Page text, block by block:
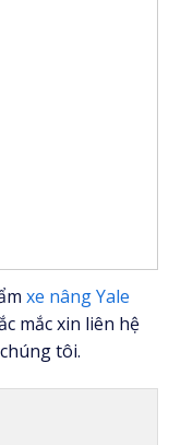
xe nâng Yale
mắc xin liên hệ
tôi.